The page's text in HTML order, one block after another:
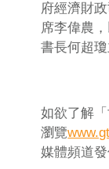
府經濟財
席李偉農
書長何超
如欲了解
瀏覽
媒體頻道